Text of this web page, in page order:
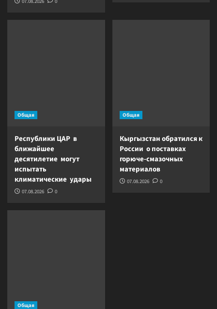
Общая
Республики ЦАР в
ближайшее
десятилетие могут
испытать
климатические удары
07.08.2026 0
Общая
Кыргызстан обратился к
России о поставках
горюче-смазочных
материалов
07.08.2026 0
Общая